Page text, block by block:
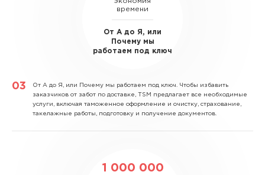
времени
От А до Я, или
Почему мы
работаем под ключ
От А до Я, или Почему мы работаем под ключ. Чтобы избавить
заказчиков от забот по доставке, TSM предлагает все необходимые
услуги, включая таможенное оформление и очистку, страхование,
такелажные работы, подготовку и получение документов.
1 000 000